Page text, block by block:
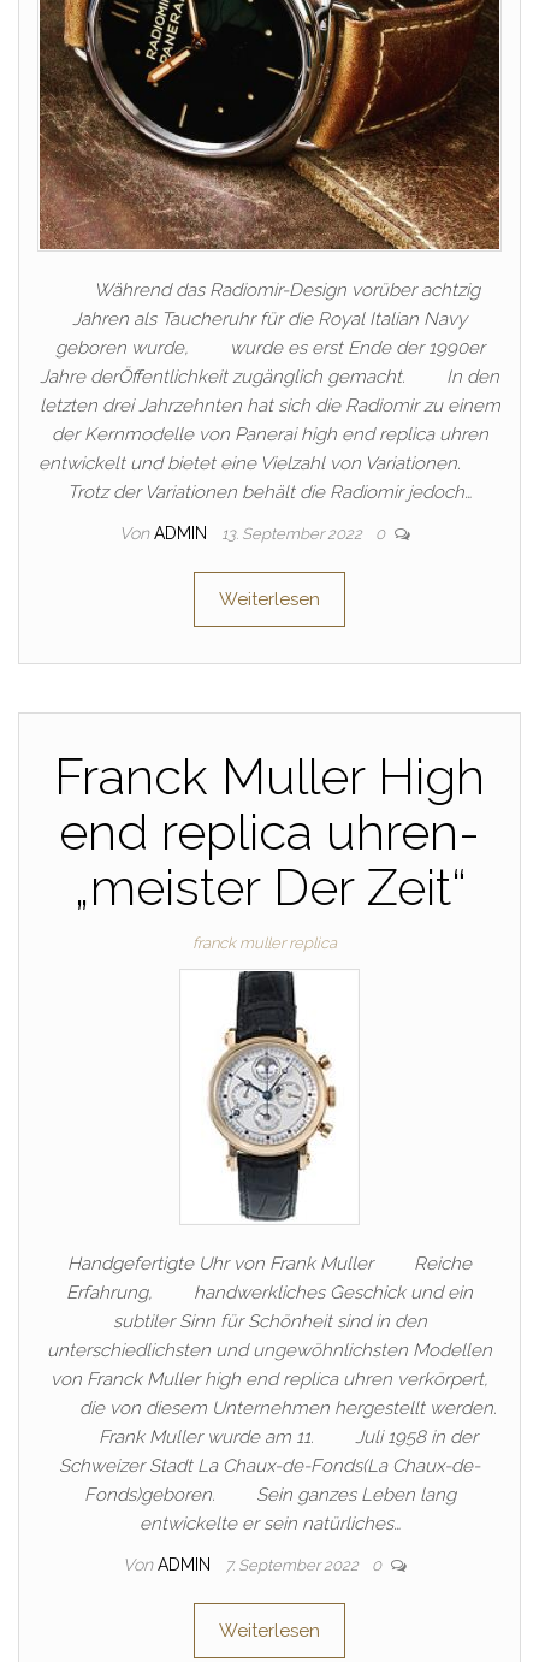
Während das Radiomir-Design vorüber achtzig
Jahren als Taucheruhr für die Royal Italian Navy
geboren wurde, wurde es erst Ende der 1990er
Jahre derÖffentlichkeit zugänglich gemacht. In den
letzten drei Jahrzehnten hat sich die Radiomir zu einem
der Kernmodelle von Panerai high end replica uhren
entwickelt und bietet eine Vielzahl von Variationen.
Trotz der Variationen behält die Radiomir jedoch…
Von ADMIN 13. September 2022 0
Weiterlesen
Franck Muller High
end replica uhren-
„meister Der Zeit“
franck muller replica
Handgefertigte Uhr von Frank Muller Reiche
Erfahrung, handwerkliches Geschick und ein
subtiler Sinn für Schönheit sind in den
unterschiedlichsten und ungewöhnlichsten Modellen
von Franck Muller high end replica uhren verkörpert,
die von diesem Unternehmen hergestellt werden.
Frank Muller wurde am 11. Juli 1958 in der
Schweizer Stadt La Chaux-de-Fonds(La Chaux-de-
Fonds)geboren. Sein ganzes Leben lang
entwickelte er sein natürliches…
Von ADMIN 7. September 2022 0
Weiterlesen